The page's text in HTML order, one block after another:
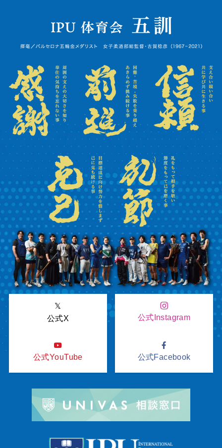
𝕏
公式X
公式Instagram
公式YouTube 公式Facebook